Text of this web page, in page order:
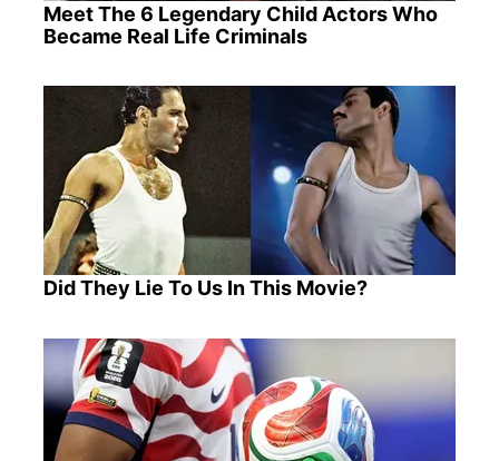
Meet The 6 Legendary Child Actors Who
Became Real Life Criminals
Did They Lie To Us In This Movie?